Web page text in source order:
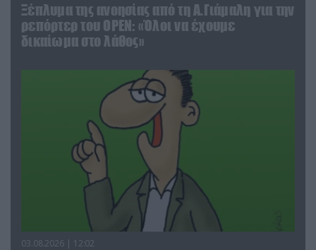
Ξέπλυμα της ανοησίας από τη Α.Γιάμαλη για την
ρεπόρτερ του ΟΡΕΝ: «Όλοι να έχουμε
δικαίωμα στο λάθος»
03.08.2026 | 12:02